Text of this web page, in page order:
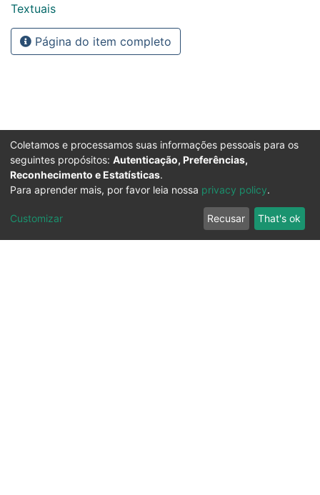
Textuais
Página do item completo
Coletamos e processamos suas informações pessoais para os
seguintes propósitos: Autenticação, Preferências,
Reconhecimento e Estatísticas.
Para aprender mais, por favor leia nossa privacy policy.
Customizar Recusar That's ok